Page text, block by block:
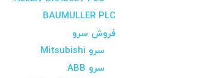
BAUMULLER PLC
فروش سرو
سرو Mitsubishi
سرو ABB